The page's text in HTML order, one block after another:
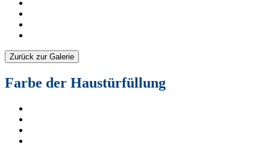
Zurück zur Galerie
Farbe der Haustürfüllung